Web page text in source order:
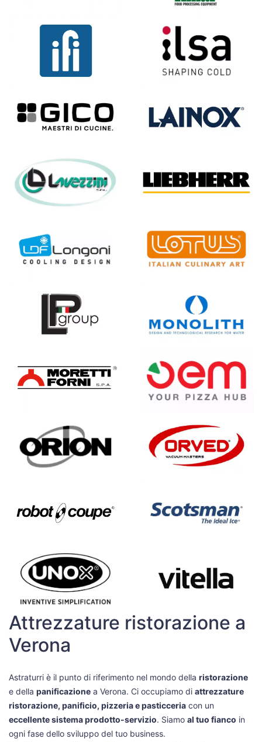
Attrezzature ristorazione a
Verona
Astraturri è il punto di riferimento nel mondo della ristorazione
e della panificazione a Verona. Ci occupiamo di attrezzature
ristorazione, panificio, pizzeria e pasticceria con un
eccellente sistema prodotto-servizio. Siamo al tuo fianco in
ogni fase dello sviluppo del tuo business.